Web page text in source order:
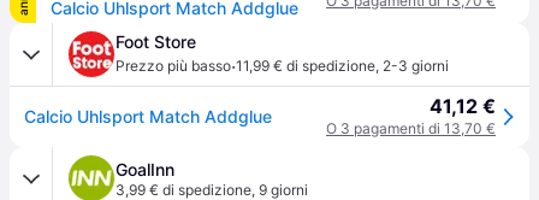
Calcio Uhlsport Match Addglue
Foot Store
Prezzo più basso·11,99 € di spedizione, 2-3 giorni
Calcio Uhlsport Match Addglue 41,12 €
O 3 pagamenti di 13,70 €
GoalInn
3,99 € di spedizione, 9 giorni